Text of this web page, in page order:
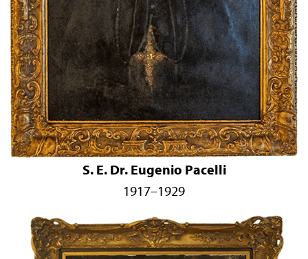
S. E. Dr. Eugenio Pacelli
1917–1929